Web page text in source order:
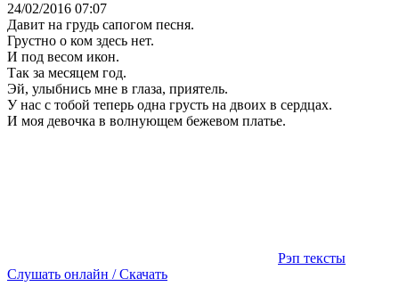
24/02/2016 07:07
Давит на грудь сапогом песня.
Грустно о ком здесь нет.
И под весом икон.
Так за месяцем год.
Эй, улыбнись мне в глаза, приятель.
У нас с тобой теперь одна грусть на двоих в сердцах.
И моя девочка в волнующем бежевом платье.
Рэп тексты
Слушать онлайн / Скачать